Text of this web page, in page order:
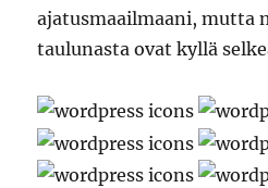
ajatusmaailmaani, mutta
taulunasta ovat kyllä